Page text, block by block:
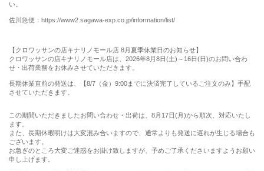
い。
佐川急便：https://www2.sagawa-exp.co.jp/information/list/
【クロワッサンの店キナリノモール店 8月夏季休業日のお知らせ】
クロワッサンの店キナリノモール店は、2026年8月8日(土)～16日(日)のお問い合わ
せ・出荷業務をお休みさせていただきます。
長期休業直前の発送は、【8/7（金）9:00までに決済完了しているご注文のみ】手配
させていただきます。
この期間いただきましたお問い合わせ・出荷は、8月17日(月)から順次、対応いたし
ます。
また、長期休暇明けは大変混み合いますので、通常よりも発送に遅れが生じる場合も
ございます。
お急ぎのところ大変ご迷惑をお掛け致しますが、予めご了承くださいますようお願い
申し上げます。